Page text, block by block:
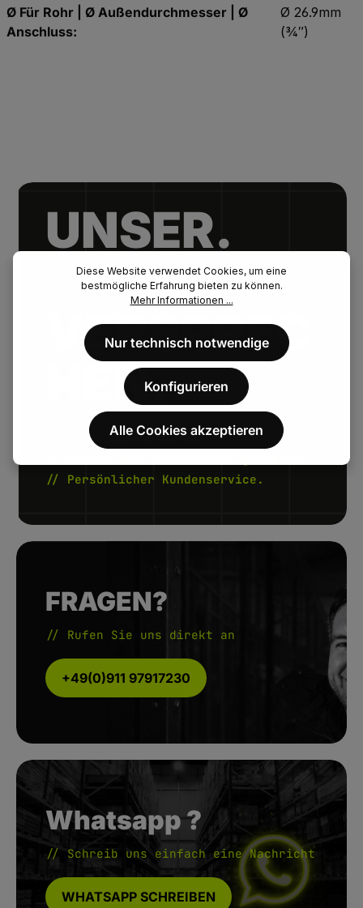
Ø Für Rohr | Ø Außendurchmesser | Ø
Anschluss:
Ø 26.9mm
(3⁄4″)
UNSER.
FENAU.
VERSPREC
HEN.
// Kurze Lieferzeiten.
// Persönlicher Kundenservice.
FRAGEN?
// Rufen Sie uns direkt an
+49(0)911 97917230
Whatsapp ?
// Schreib uns einfach eine Nachricht
WHATSAPP SCHREIBEN
Diese Website verwendet Cookies, um eine
bestmögliche Erfahrung bieten zu können.
Mehr Informationen ...
Nur technisch notwendige
Konfigurieren
Alle Cookies akzeptieren